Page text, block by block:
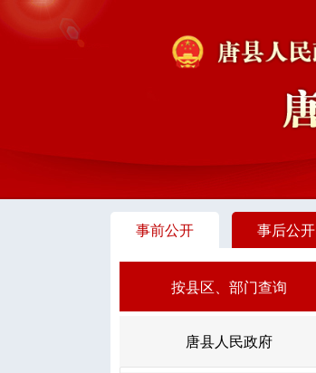
事前公开 事后公开
按县区、部门查询
唐县人民政府